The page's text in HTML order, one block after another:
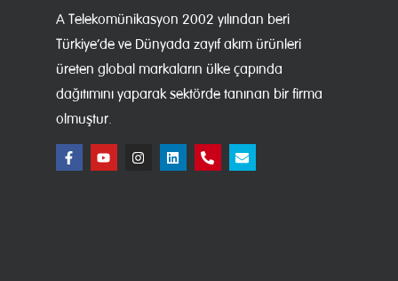
A Telekomünikasyon 2002 yılından beri
Türkiye’de ve Dünyada zayıf akım ürünleri
üreten global markaların ülke çapında
dağıtımını yaparak sektörde tanınan bir firma
olmuştur.